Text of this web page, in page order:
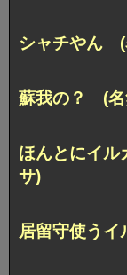
シャチやん (
蘇我の？ (名
ほんとにイ
サ)
居留守使う